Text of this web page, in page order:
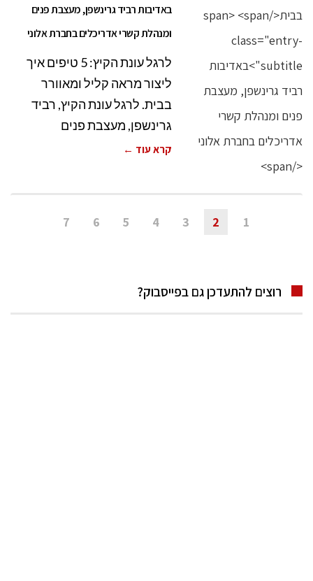
באדיבות רביד גרינשפן, מעצבת פנים
ומנהלת קשרי אדריכלים בחברת אלוני
לרגל עונת הקיץ: 5 טיפים איך
ליצור מראה קליל ומאוורר
בבית. לרגל עונת הקיץ, רביד
גרינשפן, מעצבת פנים
קרא עוד ←
1
2
3
4
5
6
7
רוצים להתעדכן גם בפייסבוק?